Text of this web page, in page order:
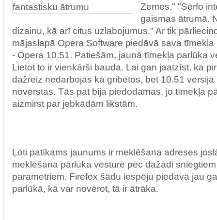
Zemes." "Sērfo
gaismas ātrumā.
dizainu, kā arī citus uzlabojumus." Ar tik
mājaslapā Opera Software piedāvā sava
- Opera 10.51. Patiešām, jaunā tīmekļa parlūka
Lietot to ir vienkārši bauda. Lai gan jaatzīst, ka
dažreiz nedarbojās kā gribētos, bet 10.51
novērstas. Tās pat bija piedodamas, jo tīmekļa
aizmirst par jebkādām likstām.
Ļoti patīkams jaunums ir meklēšana adreses
meklēšana pārlūka vēsturē pēc dažādi
parametriem. Firefox šādu iespēju piedavā jau
parlūkā, kā var novērot, tā ir ātrāka.